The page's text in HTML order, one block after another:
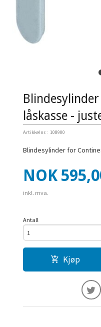
låskasse -
Artikkelnr.: 108900
Blindesylinder for
Pris
NOK
inkl. mva.
Antall
Kjøp